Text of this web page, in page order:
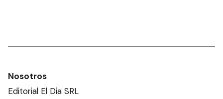
Nosotros
Editorial El Dia SRL